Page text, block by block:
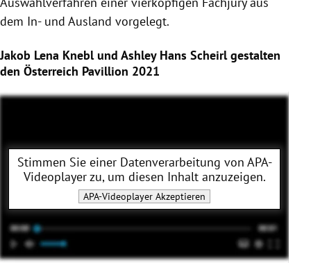
dem In- und Ausland vorgelegt.
Jakob Lena Knebl und Ashley Hans Scheirl gestalten
den Österreich Pavillion 2021
Stimmen Sie einer Datenverarbeitung von APA-
Videoplayerzu, um diesen Inhalt anzuzeigen.
APA-Videoplayer Akzeptieren